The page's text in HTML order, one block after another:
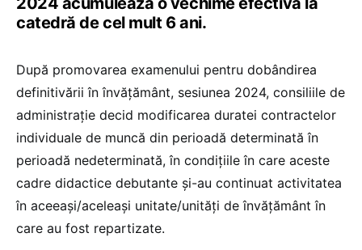
catedră de cel mult 6 ani.
După promovarea examenului pentru dobândirea
definitivării în învăţământ, sesiunea 2024, consiliile de
administrație decid modificarea duratei contractelor
individuale de muncă din perioadă determinată în
perioadă nedeterminată, în condiţiile în care aceste
cadre didactice debutante şi-au continuat activitatea
în aceeaşi/aceleaşi unitate/unităţi de învăţământ în
care au fost repartizate.